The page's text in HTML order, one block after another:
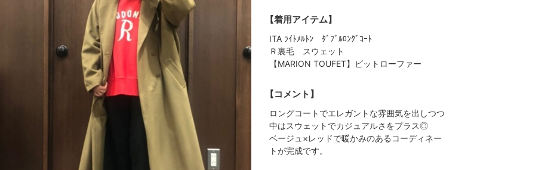
【着用アイテム】
ITA ﾗｲﾄﾒﾙﾄﾝ ﾀﾞﾌﾞﾙﾛﾝｸﾞｺｰﾄ
Ｒ裏毛 スウェット
【MARION TOUFET】ビットローファー
【コメント】
ロングコートでエレガントな雰囲気を出しつつ
中はスウェットでカジュアルさをプラス◎
ベージュ×レッドで暖かみのあるコーディネー
トが完成です。